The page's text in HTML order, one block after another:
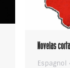
Novelas
Espagnol